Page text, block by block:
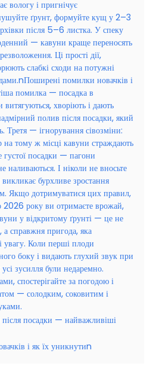
вологу і пригнічує
ґрунт, формуйте кущ у 2–3
після 5–6 листка. У спеку
— кавуни краще переносять
Ці прості дії,
слабкі сходи на потужні
помилки новачків і
помилка — посадка в
витягуються, хворіють і дають
полив після посадки, який
Третя — ігнорування сівозміни:
на тому ж місці кавуни страждають
густої посадки — пагони
наливаються. І ніколи не вносьте
бурхливе зростання
Якщо дотримуватися цих правил,
2026 року ви отримаєте врожай,
у відкритому ґрунті — це не
а справжня пригода, яка
увагу. Коли перші плоди
боку і видають глухий звук при
зусилля були недаремно.
спостерігайте за погодою і
— солодким, соковитим і
посадки — найважливіші
і як їх уникнутиn